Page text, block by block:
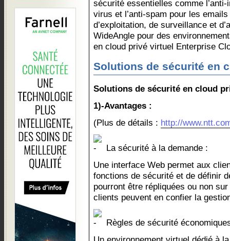
sécurité essentielles comme
virus et l’anti-spam pour les
d’exploitation, de surveillance et
WideAngle pour des
en cloud privé virtuel Enterprise
Solutions de sécurité en
Solutions de sécurité en cloud
1)-Avantages :
(Plus de détails : http://
La sécurité à la demande :
Une interface Web permet aux
fonctions de sécurité et de définir
pourront être répliquées ou non
clients peuvent en confier la
Règles de sécurité